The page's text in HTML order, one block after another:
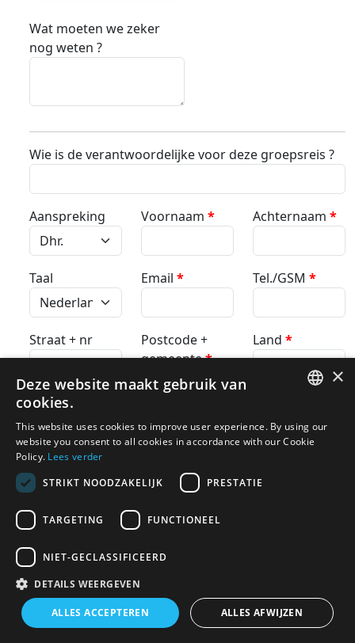
Wat moeten we zeker
nog weten ?
Wie is de verantwoordelijke voor deze groepsreis ?
Aanspreking Voornaam * Achternaam *
Taal Email * Tel./GSM *
Straat + nr
Postcode +
gemeente*
Land *
Wil je onze nieuwsbrief vol tips & aanbiedingen
ontvangen ? Max. 12 per jaar en je kan altijd
uitschrijven.
Ja, graag
* Wil je deze zeker invullen?
Gallia respecteert je privacy volgens de GDPR
wetgeving van 25/5/18.Lees hier onze privacy
verklaring.
FRENCH
×
Deze website maakt gebruik van
cookies.
This website uses cookies to improve user experience. By using our
website you consent to all cookies in accordance with our Cookie
Policy. Lees verder
STRIKT NOODZAKELIJK
PRESTATIE
TARGETING FUNCTIONEEL
NIET-GECLASSIFICEERD
DETAILS WEERGEVEN
ALLES ACCEPTEREN ALLES AFWIJZEN